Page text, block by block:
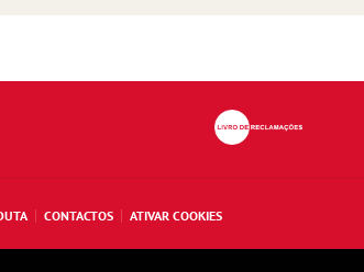
CONTACTOS ATIVAR COOKIES